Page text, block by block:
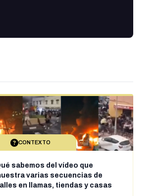
CONTEXTO
sabemos del vídeo que
varias secuencias de
en llamas, tiendas y casas